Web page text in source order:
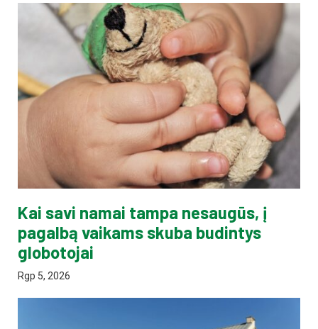
Kai savi namai tampa nesaugūs, į
pagalbą vaikams skuba budintys
globotojai
Rgp 5, 2026